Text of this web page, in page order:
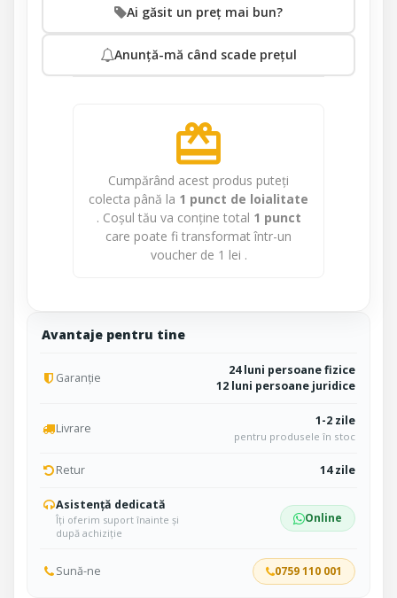
Avantaje pentru tine
Garanție
24 luni persoane fizice
12 luni persoane juridice
Livrare 1-2 zile
pentru produsele în stoc
Retur 14 zile
Asistență dedicată
Îți oferim suport înainte și
după achiziție
Online
Sună-ne 0759 110 001
Ai găsit un preț mai bun?
Anunță-mă când scade prețul
redeem
Cumpărând acest produs puteți
colecta până la 1 punct de loialitate
. Coșul tău va conține total 1 punct
care poate fi transformat într-un
voucher de 1 lei .